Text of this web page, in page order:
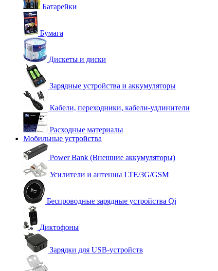
Батарейки
Бумага
Дискеты и диски
Зарядные устройства и аккумуляторы
Кабели, переходники, кабели-удлинители
Расходные материалы
Мобильные устройства
Power Bank (Внешние аккумуляторы)
Усилители и антенны LTE/3G/GSM
Беспроводные зарядные устройства Qi
Диктофоны
Зарядки для USB-устройств